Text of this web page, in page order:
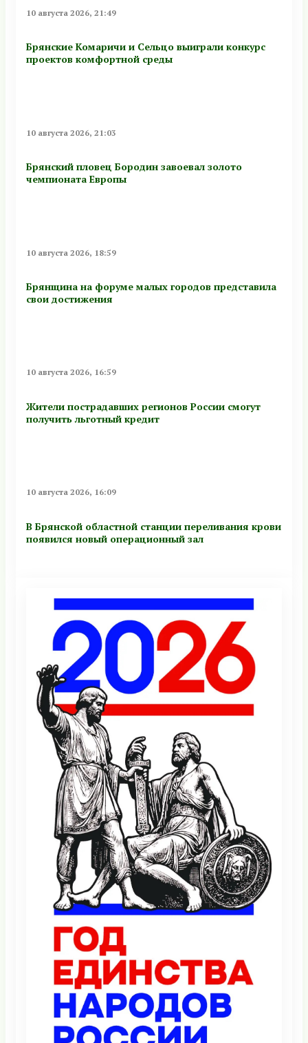
10 августа 2026, 21:49
Брянские Комаричи и Сельцо выиграли конкурс
проектов комфортной среды
10 августа 2026, 21:03
Брянский пловец Бородин завоевал золото
чемпионата Европы
10 августа 2026, 18:59
Брянщина на форуме малых городов представила
свои достижения
10 августа 2026, 16:59
Жители пострадавших регионов России смогут
получить льготный кредит
10 августа 2026, 16:09
В Брянской областной станции переливания крови
появился новый операционный зал